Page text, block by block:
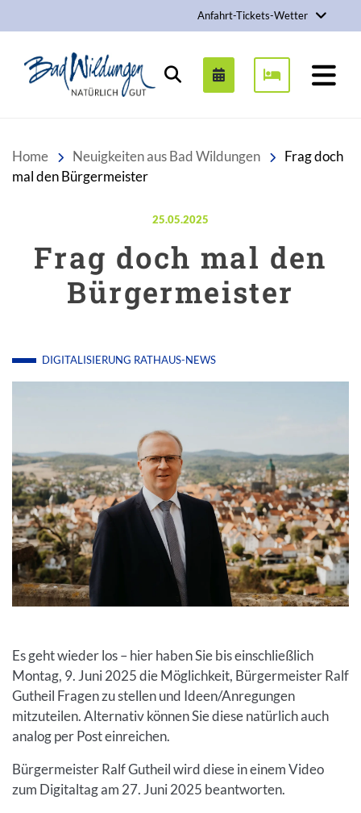
Anfahrt-Tickets-Wetter
Stadt Bad Wildungen
Suchen
Home Neuigkeiten aus Bad Wildungen
Frag doch
mal den Bürgermeister
Veröffentlicht am:
25.05.2025
Frag doch mal den
Bürgermeister
DIGITALISIERUNG RATHAUS-NEWS
Es geht wieder los – hier haben Sie bis einschließlich
Montag, 9. Juni 2025 die Möglichkeit, Bürgermeister Ralf
Gutheil Fragen zu stellen und Ideen/Anregungen
mitzuteilen. Alternativ können Sie diese natürlich auch
analog per Post einreichen.
Bürgermeister Ralf Gutheil wird diese in einem Video
zum Digitaltag am 27. Juni 2025 beantworten.